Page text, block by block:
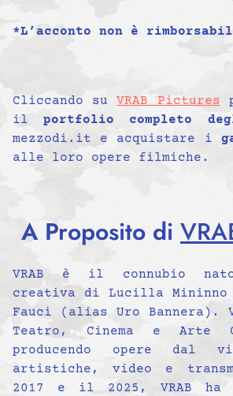
*L’acconto non è
Cliccando suVRAB Pictures
ilportfolio completo
mezzodi.it e acquistare i
alle loro opere filmiche.
A Proposito di
VRAB è il connubio
creativa di Lucilla Mininno
Fauci (alias Uro Bannera).
Teatro, Cinema e Arte
producendo opere dal
artistiche, video e
2017 e il 2025, VRAB